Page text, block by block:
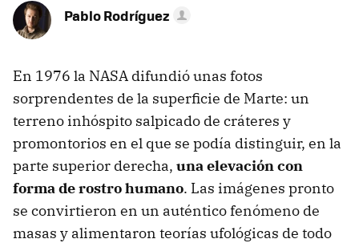
Pablo Rodríguez
En 1976 la NASA difundió unas fotos
sorprendentes de la superficie de Marte: un
terreno inhóspito salpicado de cráteres y
promontorios en el que se podía distinguir, en la
parte superior derecha, una elevación con
forma de rostro humano. Las imágenes pronto
se convirtieron en un auténtico fenómeno de
masas y alimentaron teorías ufológicas de todo